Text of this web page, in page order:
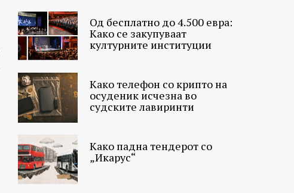
Од бесплатно до 4.500 евра:
Како се закупуваат
културните институции
Како телефон со крипто на
осуденик исчезна во
судските лавиринти
Како падна тендерот со
„Икарус“